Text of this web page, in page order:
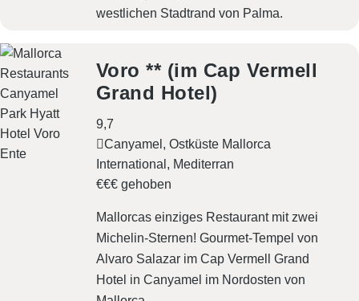
westlichen Stadtrand von Palma.
Voro ** (im Cap Vermell
Grand Hotel)
9,7
Canyamel, Ostküste Mallorca
International
Mediterran
€€€ gehoben
Mallorcas einziges Restaurant mit zwei
Michelin-Sternen! Gourmet-Tempel von
Alvaro Salazar im Cap Vermell Grand
Hotel in Canyamel im Nordosten von